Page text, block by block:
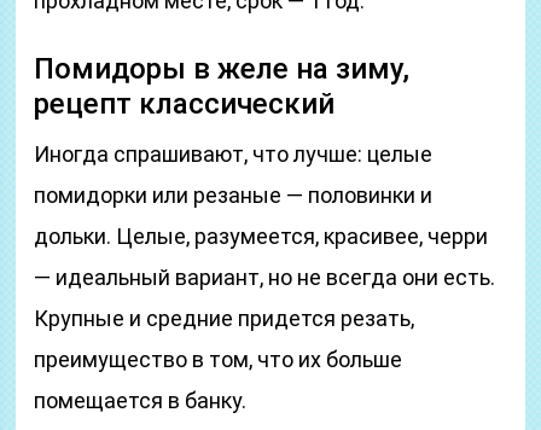
Помидоры в желе на зиму,
рецепт классический
Иногда спрашивают, что лучше: целые
помидорки или резаные — половинки и
дольки. Целые, разумеется, красивее, черри
— идеальный вариант, но не всегда они есть.
Крупные и средние придется резать,
преимущество в том, что их больше
помещается в банку.